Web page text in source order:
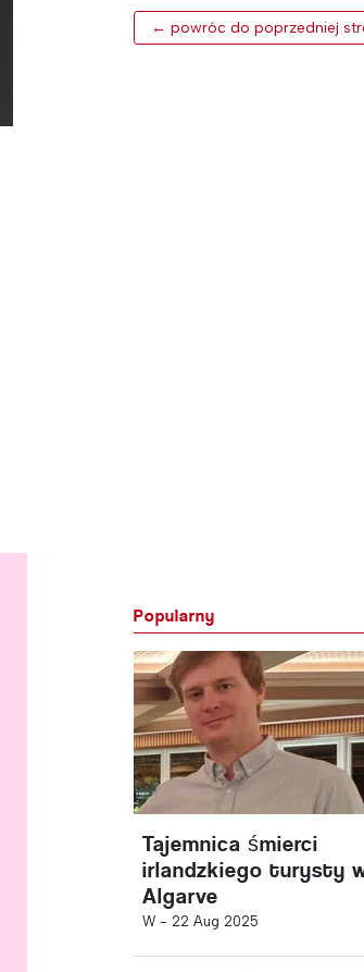
← powróc do poprzedniej
Popularny
Tajemnica śmierci
irlandzkiego turysty
Algarve
W - 22 Aug 2025